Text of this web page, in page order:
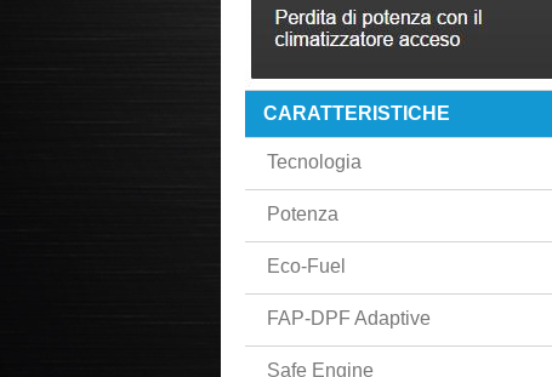
CARATTERISTICHE
Tecnologia
Potenza
Eco-Fuel
FAP-DPF Adaptive
Safe Engine